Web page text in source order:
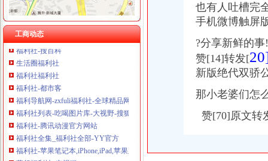
工商动态
福利社就是找福利的地方,各类福利图尽在且听风吟福利吧
宅男福利社|fulibbs.com
福利社-宅男福利社_福利社zxfuli_福利社天天更新_福利社电影-网络
福利社-搜百科
生活圈福利社
福利社福利社
福利社-都市客
福利导航网-zxfuli福利社-全球精品网站大全
福利社列表-吃喝图片库-大视野-搜狐
福利社-腾讯动漫官方网站
福利社全集_福利社全部-YY官方
福利社-苹果笔记本,iPhone,iPad,苹果正品购买,在这里有便宜的苹
蓝领福利社_电视猫
也有人吐槽完
手机微博触
?分享新鲜的
赞[14]转发[
新版绝代双骄
那小老婆们怎
赞[70]原文转